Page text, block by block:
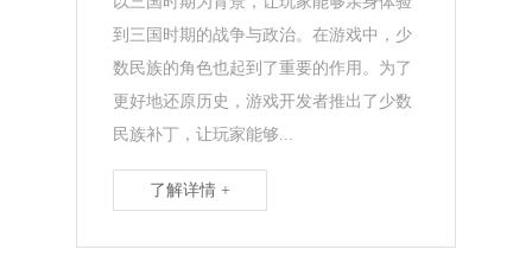
到三国时期的战争与政治。在游戏中，少
数民族的角色也起到了重要的作用。为了
更好地还原历史，游戏开发者推出了少数
民族补丁，让玩家能够...
了解详情 +